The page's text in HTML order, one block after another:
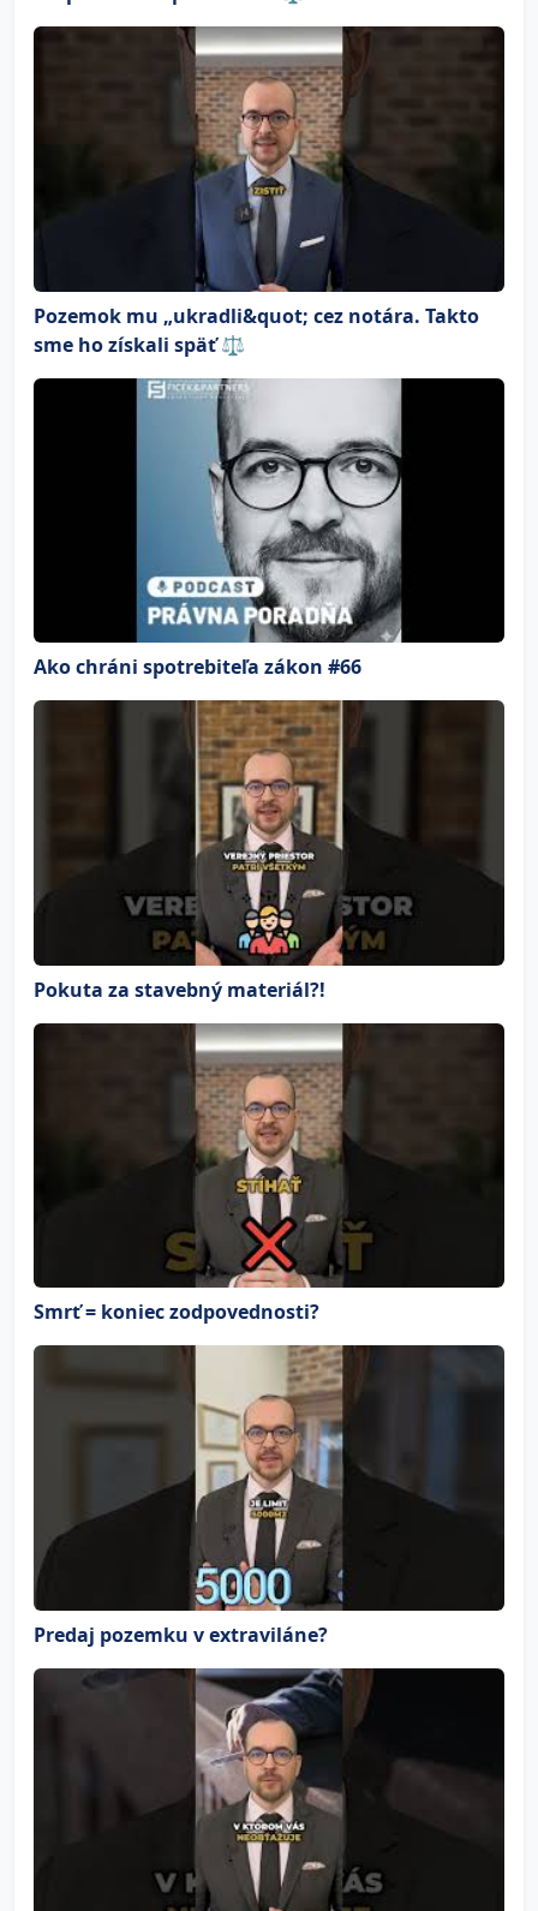
Pozemok mu „ukradli&quot; cez notára. Takto
sme ho získali späť ⚖️
Ako chráni spotrebiteľa zákon #66
Pokuta za stavebný materiál?!
Smrť = koniec zodpovednosti?
Predaj pozemku v extraviláne?